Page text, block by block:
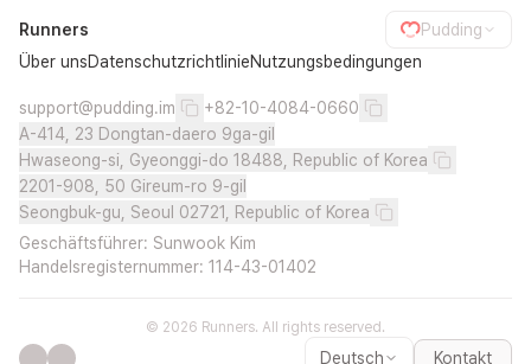
Runners
Pudding
Über unsDatenschutzrichtlinieNutzungsbedingungen
support@pudding.im
+82-10-4084-0660
A-414, 23 Dongtan-daero 9ga-gil
Hwaseong-si, Gyeonggi-do 18488, Republic of Korea
2201-908, 50 Gireum-ro 9-gil
Seongbuk-gu, Seoul 02721, Republic of Korea
Geschäftsführer: Sunwook Kim
Handelsregisternummer: 114-43-01402
© 2026 Runners. All rights reserved.
Deutsch Kontakt